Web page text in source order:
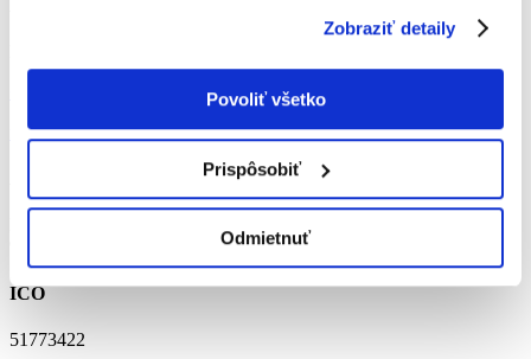
Zobraziť detaily
Povoliť všetko
Prispôsobiť
Odmietnuť
fc.topolcany.oz@gmail.com
IČO
51773422